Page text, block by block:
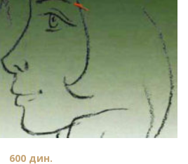
600 дин.